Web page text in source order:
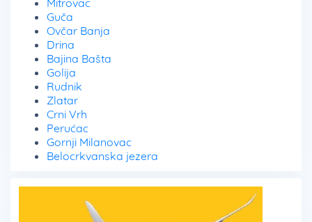
Mitrovac
Guča
Ovčar Banja
Drina
Bajina Bašta
Golija
Rudnik
Zlatar
Crni Vrh
Perućac
Gornji Milanovac
Belocrkvanska jezera